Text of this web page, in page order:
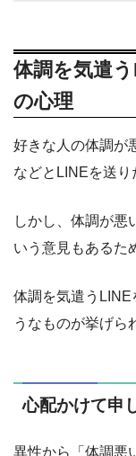
体調を気遣
の心理
好きな人の体調が
などとLINEを送り
しかし、体調が悪
いう意見もあるた
体調を気遣うLINE
うなものが挙げら
心配かけて申
異性から「体調悪